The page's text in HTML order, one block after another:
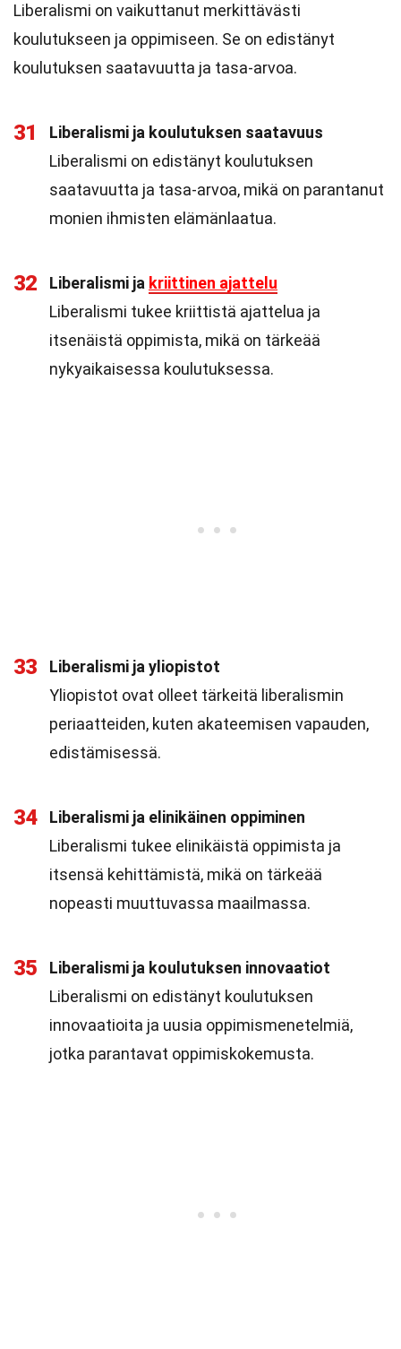
Liberalismi on vaikuttanut merkittävästi
koulutukseen ja oppimiseen. Se on edistänyt
koulutuksen saatavuutta ja tasa-arvoa.
31
Liberalismi ja koulutuksen saatavuus
Liberalismi on edistänyt koulutuksen
saatavuutta ja tasa-arvoa, mikä on parantanut
monien ihmisten elämänlaatua.
32 Liberalismi ja kriittinen ajattelu
Liberalismi tukee kriittistä ajattelua ja
itsenäistä oppimista, mikä on tärkeää
nykyaikaisessa koulutuksessa.
33
Liberalismi ja yliopistot
Yliopistot ovat olleet tärkeitä liberalismin
periaatteiden, kuten akateemisen vapauden,
edistämisessä.
34
Liberalismi ja elinikäinen oppiminen
Liberalismi tukee elinikäistä oppimista ja
itsensä kehittämistä, mikä on tärkeää
nopeasti muuttuvassa maailmassa.
35
Liberalismi ja koulutuksen innovaatiot
Liberalismi on edistänyt koulutuksen
innovaatioita ja uusia oppimismenetelmiä,
jotka parantavat oppimiskokemusta.